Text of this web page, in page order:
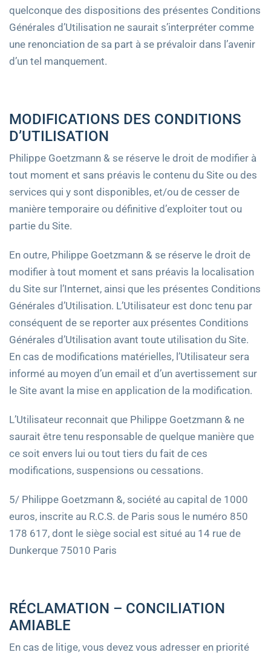
quelconque des dispositions des présentes Conditions
Générales d’Utilisation ne saurait s’interpréter comme
une renonciation de sa part à se prévaloir dans l’avenir
d’un tel manquement.
MODIFICATIONS DES CONDITIONS
D’UTILISATION
Philippe Goetzmann & se réserve le droit de modifier à
tout moment et sans préavis le contenu du Site ou des
services qui y sont disponibles, et/ou de cesser de
manière temporaire ou définitive d’exploiter tout ou
partie du Site.
En outre, Philippe Goetzmann & se réserve le droit de
modifier à tout moment et sans préavis la localisation
du Site sur l’Internet, ainsi que les présentes Conditions
Générales d’Utilisation. L’Utilisateur est donc tenu par
conséquent de se reporter aux présentes Conditions
Générales d’Utilisation avant toute utilisation du Site.
En cas de modifications matérielles, l’Utilisateur sera
informé au moyen d’un email et d’un avertissement sur
le Site avant la mise en application de la modification.
L’Utilisateur reconnait que Philippe Goetzmann & ne
saurait être tenu responsable de quelque manière que
ce soit envers lui ou tout tiers du fait de ces
modifications, suspensions ou cessations.
5/ Philippe Goetzmann &, société au capital de 1000
euros, inscrite au R.C.S. de Paris sous le numéro 850
178 617, dont le siège social est situé au 14 rue de
Dunkerque 75010 Paris
RÉCLAMATION – CONCILIATION
AMIABLE
En cas de litige, vous devez vous adresser en priorité